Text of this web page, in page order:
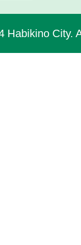
Habikino City.